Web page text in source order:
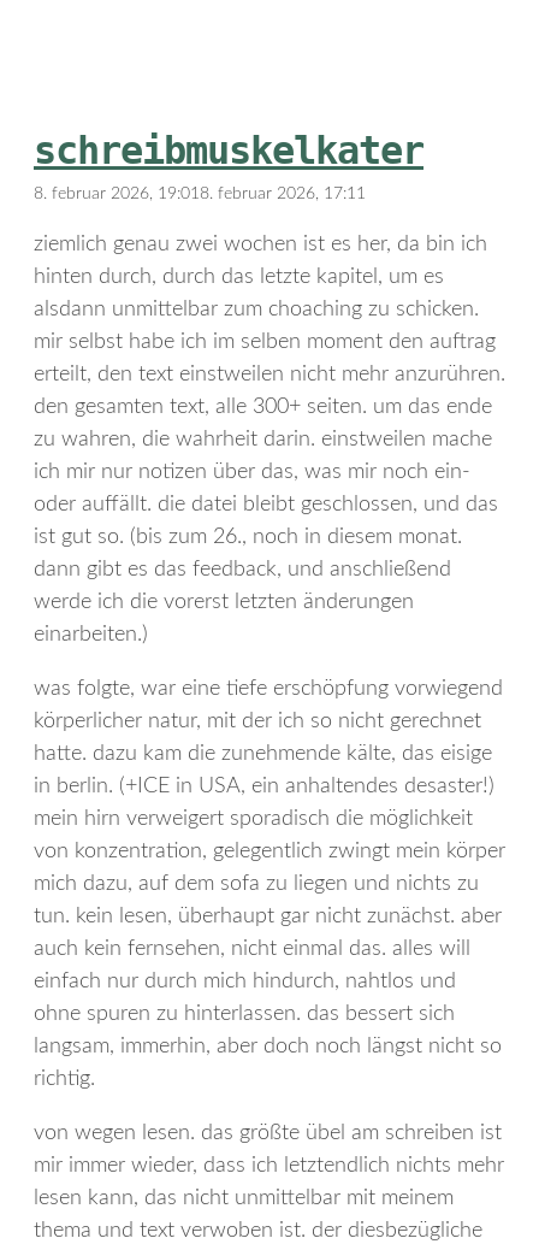
schreibmuskelkater
8. februar 2026, 19:018. februar 2026, 17:11
ziemlich genau zwei wochen ist es her, da bin ich
hinten durch, durch das letzte kapitel, um es
alsdann unmittelbar zum choaching zu schicken.
mir selbst habe ich im selben moment den auftrag
erteilt, den text einstweilen nicht mehr anzurühren.
den gesamten text, alle 300+ seiten. um das ende
zu wahren, die wahrheit darin. einstweilen mache
ich mir nur notizen über das, was mir noch ein-
oder auffällt. die datei bleibt geschlossen, und das
ist gut so. (bis zum 26., noch in diesem monat.
dann gibt es das feedback, und anschließend
werde ich die vorerst letzten änderungen
einarbeiten.)
was folgte, war eine tiefe erschöpfung vorwiegend
körperlicher natur, mit der ich so nicht gerechnet
hatte. dazu kam die zunehmende kälte, das eisige
in berlin. (+ICE in USA, ein anhaltendes desaster!)
mein hirn verweigert sporadisch die möglichkeit
von konzentration, gelegentlich zwingt mein körper
mich dazu, auf dem sofa zu liegen und nichts zu
tun. kein lesen, überhaupt gar nicht zunächst. aber
auch kein fernsehen, nicht einmal das. alles will
einfach nur durch mich hindurch, nahtlos und
ohne spuren zu hinterlassen. das bessert sich
langsam, immerhin, aber doch noch längst nicht so
richtig.
von wegen lesen. das größte übel am schreiben ist
mir immer wieder, dass ich letztendlich nichts mehr
lesen kann, das nicht unmittelbar mit meinem
thema und text verwoben ist. der diesbezügliche